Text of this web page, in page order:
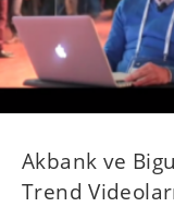
Akbank ve
Trend